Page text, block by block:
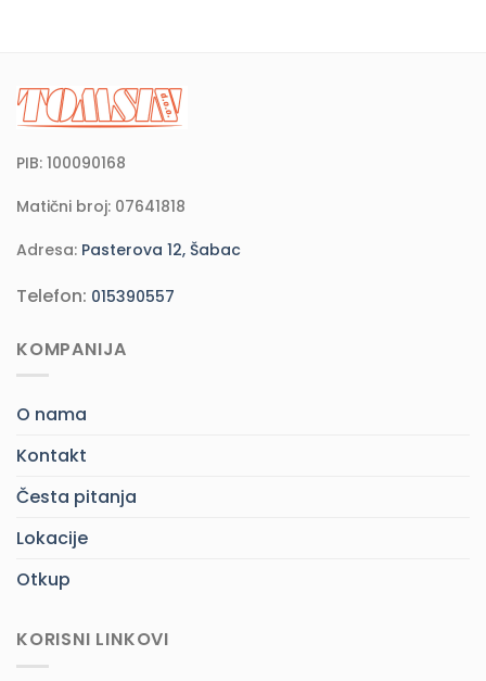
PIB: 100090168
Matični broj: 07641818
Adresa: Pasterova 12, Šabac
Telefon: 015390557
KOMPANIJA
O nama
Kontakt
Česta pitanja
Lokacije
Otkup
KORISNI LINKOVI